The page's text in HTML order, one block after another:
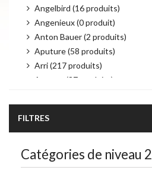
Angelbird (16 produits)
Angenieux (0 produit)
Anton Bauer (2 produits)
Aputure (58 produits)
Arri (217 produits)
Atomos (37 produits)
Avenger (21 produits)
Avtec (4 produits)
Bebob (25 produits)
FILTRES
Catégories de niveau 2